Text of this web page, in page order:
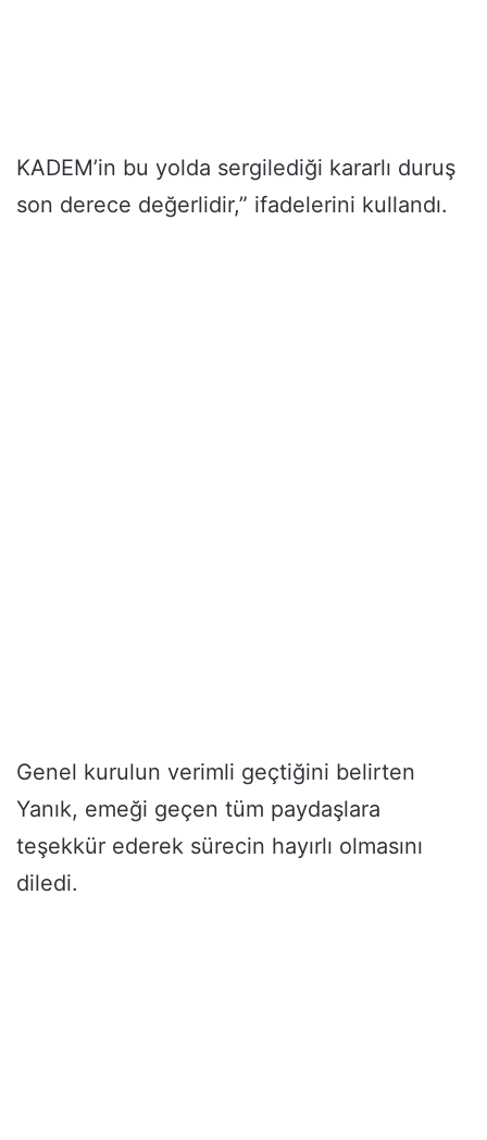
KADEM’in bu yolda sergilediği kararlı duruş
son derece değerlidir,” ifadelerini kullandı.
Genel kurulun verimli geçtiğini belirten
Yanık, emeği geçen tüm paydaşlara
teşekkür ederek sürecin hayırlı olmasını
diledi.